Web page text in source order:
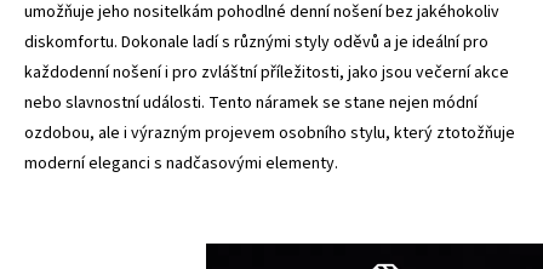
umožňuje jeho nositelkám pohodlné denní nošení bez jakéhokoliv
diskomfortu. Dokonale ladí s různými styly oděvů a je ideální pro
každodenní nošení i pro zvláštní příležitosti, jako jsou večerní akce
nebo slavnostní události. Tento náramek se stane nejen módní
ozdobou, ale i výrazným projevem osobního stylu, který ztotožňuje
moderní eleganci s nadčasovými elementy.